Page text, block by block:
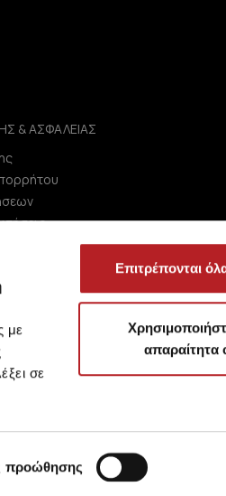
με
σε
προώθησης
Επιτρέπονται
απαραίτητα
& ΑΣΦΑΛΕΙΑΣ